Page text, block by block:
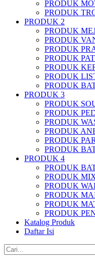
PRODUK
PRODUK
PRODUK 2
PRODUK
PRODUK
PRODUK
PRODUK
PRODUK
PRODUK
PRODUK
PRODUK 3
PRODUK
PRODUK
PRODUK
PRODUK
PRODUK
PRODUK
PRODUK 4
PRODUK
PRODUK
PRODUK
PRODUK
PRODUK
PRODUK
Katalog Produk
Daftar Isi